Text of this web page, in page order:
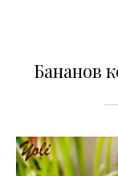
Бананов